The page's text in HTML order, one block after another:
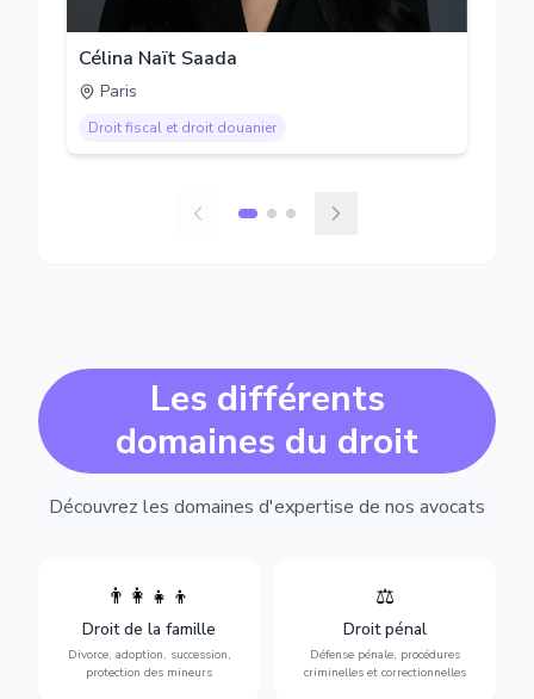
Célina Naït Saada
Paris
Droit fiscal et droit douanier
Les différents
domaines du droit
Découvrez les domaines d'expertise de nos avocats
👨‍👩‍👧‍👦
Droit de la famille
Divorce, adoption, succession,
protection des mineurs
Divorce, garde d'enfants,
adoption, succession et
protection des personnes
vulnérables.
⚖️
Droit pénal
Défense pénale, procédures
criminelles et correctionnelles
Expertise en matière pénale,
vue jusqu'au procès, pour
toute affaire correctionnelle
ou criminelle.